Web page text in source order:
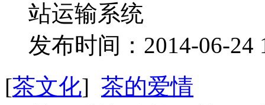
站运输系统
发布时间：2014-06-
[茶文化] 茶的爱情